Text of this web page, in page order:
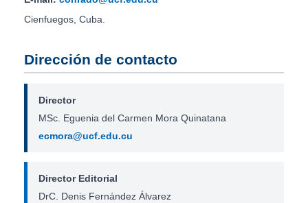
Cienfuegos, Cuba.
Dirección de contacto
Director
MSc. Eguenia del Carmen Mora Quinatana
ecmora@ucf.edu.cu
Director Editorial
DrC. Denis Fernández Álvarez